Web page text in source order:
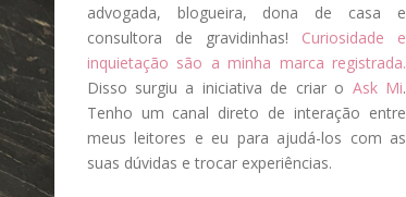
advogada, blogueira, dona de casa e
consultora de gravidinhas! Curiosidade e
inquietação são a minha marca registrada.
Disso surgiu a iniciativa de criar o Ask Mi.
Tenho um canal direto de interação entre
meus leitores e eu para ajudá-los com as
suas dúvidas e trocar experiências.